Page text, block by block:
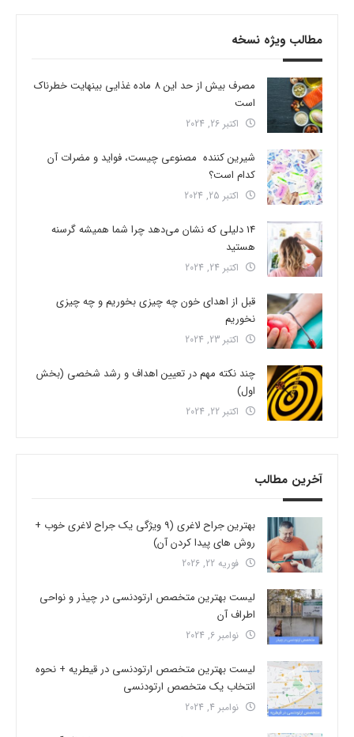
مطالب ویژه نسخه
مصرف بیش از حد این 8 ماده غذایی بینهایت خطرناک
است
اکتبر 26, 2024
شیرین کننده مصنوعی چیست، فواید و مضرات آن
کدام است؟
اکتبر 25, 2024
14 دلیلی که نشان می‌دهد چرا شما همیشه گرسنه
هستید
اکتبر 24, 2024
قبل از اهدای خون چه چیزی بخوریم و چه چیزی
نخوریم
اکتبر 23, 2024
چند نکته مهم در تعیین اهداف و رشد شخصی (بخش
اول)
اکتبر 22, 2024
آخرین مطالب
بهترین جراح لاغری (9 ویژگی یک جراح لاغری خوب +
روش های پیدا کردن آن)
فوریه 22, 2026
لیست بهترین متخصص ارتودنسی در چیذر و نواحی
اطراف آن
نوامبر 6, 2024
لیست بهترین متخصص ارتودنسی در قیطریه + نحوه
انتخاب یک متخصص ارتودنسی
نوامبر 4, 2024